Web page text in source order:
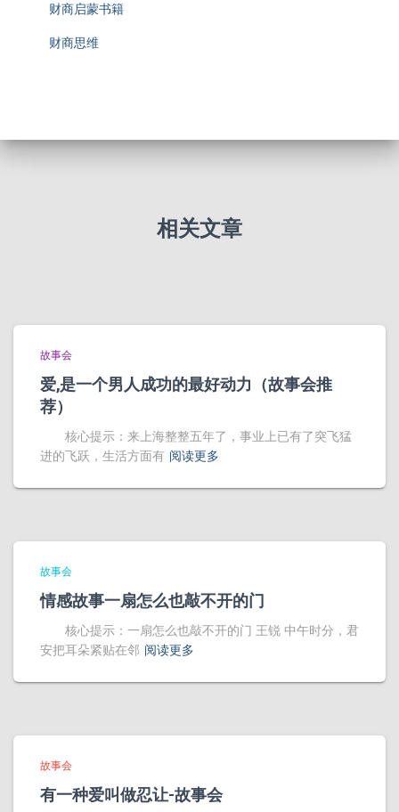
财商启蒙书籍
财商思维
相关文章
故事会
爱,是一个男人成功的最好动力（故事会推
荐）
核心提示：来上海整整五年了，事业上已有了突飞猛
进的飞跃，生活方面有 阅读更多
故事会
情感故事一扇怎么也敲不开的门
核心提示：一扇怎么也敲不开的门 王锐 中午时分，君
安把耳朵紧贴在邻 阅读更多
故事会
有一种爱叫做忍让-故事会